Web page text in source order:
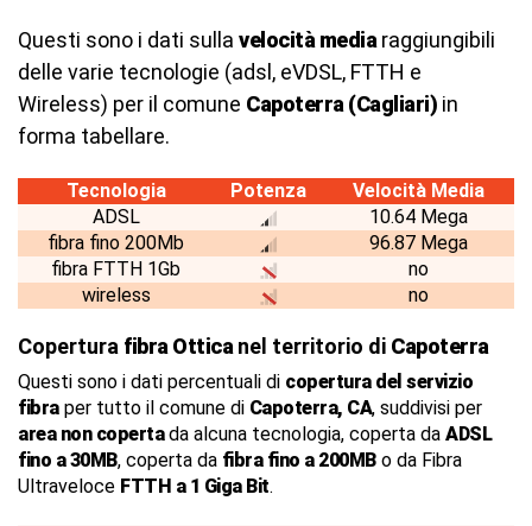
Questi sono i dati sulla velocità media raggiungibili
delle varie tecnologie (adsl, eVDSL, FTTH e
Wireless) per il comune Capoterra (Cagliari) in
forma tabellare.
Tecnologia Potenza
Velocità Media
ADSL
10.64 Mega
fibra fino 200Mb
96.87 Mega
fibra FTTH 1Gb
no
wireless
no
Copertura fibra Ottica nel territorio di Capoterra
Questi sono i dati percentuali di copertura del servizio
fibraper tutto il comune di Capoterra, CA, suddivisi per
area non copertada alcuna tecnologia, coperta da ADSL
fino a 30MB, coperta da fibra fino a 200MBo da Fibra
Ultraveloce FTTH a 1 Giga Bit.